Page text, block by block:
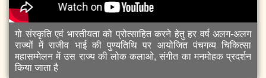
गो संस्कृति एवं भारतीयता को प्रोत्साहित करने हेतु हर वर्ष अलग-अलग
राज्यों में राजीव भाई की पुण्यतिथि पर आयोजित पंचगव्य चिकित्सा
महासम्मेलन में उस राज्य की लोक कलाओ, संगीत का मनमोहक प्रदर्शन
किया जाता है